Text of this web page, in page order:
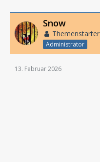
Snow
Themenstarter
Administrator
13. Februar 2026